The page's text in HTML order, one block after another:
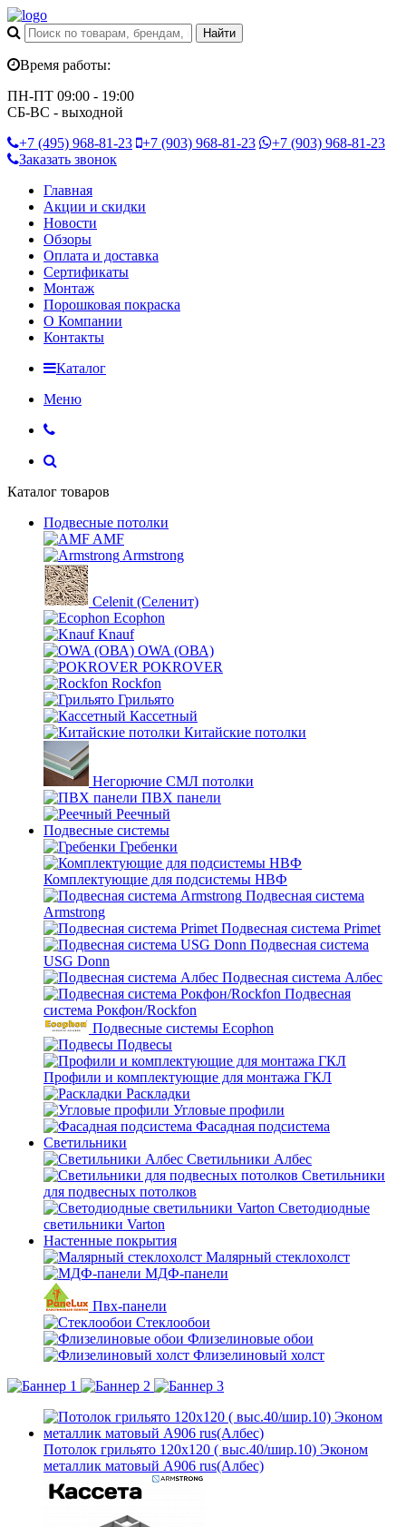
Время работы:
ПН-ПТ 09:00 - 19:00
СБ-ВС - выходной
+7 (495) 968-81-23 +7 (903) 968-81-23 +7 (903) 968-81-23
Заказать звонок
Главная
Акции и скидки
Новости
Обзоры
Оплата и доставка
Сертификаты
Монтаж
Порошковая покраска
О Компании
Контакты
Каталог
Меню
Каталог товаров
Подвесные потолки
AMF
Armstrong
Celenit (Селенит)
Ecophon
Knauf
OWA (ОВА)
POKROVER
Rockfon
Грильято
Кассетный
Китайские потолки
Негорючие СМЛ потолки
ПВХ панели
Реечный
Подвесные системы
Гребенки
Комплектующие для подсистемы НВФ
Подвесная система
Armstrong
Подвесная система Primet
Подвесная система
USG Donn
Подвесная система Албес
Подвесная
система Рокфон/Rockfon
Подвесные системы Ecophon
Подвесы
Профили и комплектующие для монтажа ГКЛ
Раскладки
Угловые профили
Фасадная подсистема
Светильники
Светильники Албес
Светильники
для подвесных потолков
Светодиодные
светильники Varton
Настенные покрытия
Малярный стеклохолст
МДФ-панели
Пвх-панели
Стеклообои
Флизелиновые обои
Флизелиновый холст
Потолок грильято 120х120 ( выс.40/шир.10) Эконом
металлик матовый А906 rus(Албес)